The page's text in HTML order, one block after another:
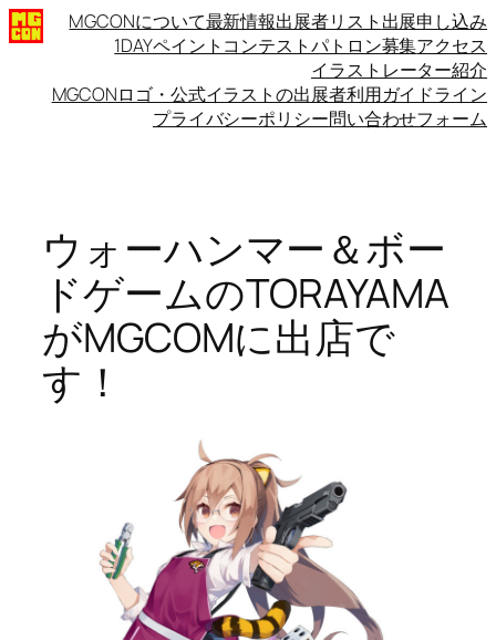
内
容
MGCONについて最新情報出展者リスト 出展申し込み
1DAYペイントコンテストパトロン募集アクセス
イラストレーター紹介
MGCONロゴ・公式イラストの出展者利用ガイドライン
プライバシーポリシー問い合わせフォーム
ウォーハンマー＆ボー
ドゲームのTORAYAMA
がMGCOMに出店で
す！